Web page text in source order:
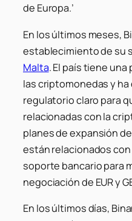
de Europa.’
En los últimos meses,
establecimiento de su
Malta. El país tiene
las criptomonedas y
regulatorio claro para
relacionadas con la
planes de expansión
están relacionados
soporte bancario para
negociación de EUR y
En los últimos días,